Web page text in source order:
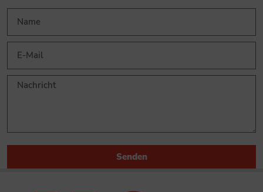
Senden